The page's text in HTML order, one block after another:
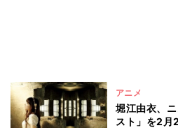
アニメ
堀江由衣、
スト」を2月